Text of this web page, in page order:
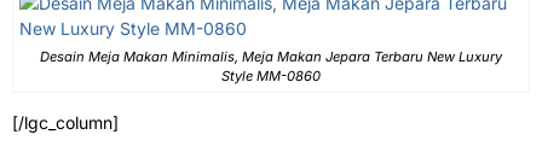
Desain Meja Makan Minimalis, Meja Makan Jepara Terbaru New Luxury
Style MM-0860
[/lgc_column]